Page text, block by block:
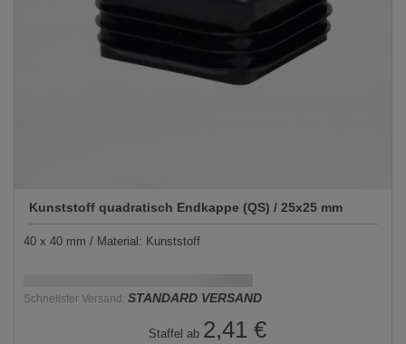
Kunststoff quadratisch Endkappe (QS) / 25x25 mm
40 x 40 mm / Material: Kunststoff
Schnellster Versand: STANDARD VERSAND
Staffel ab 2,41 €